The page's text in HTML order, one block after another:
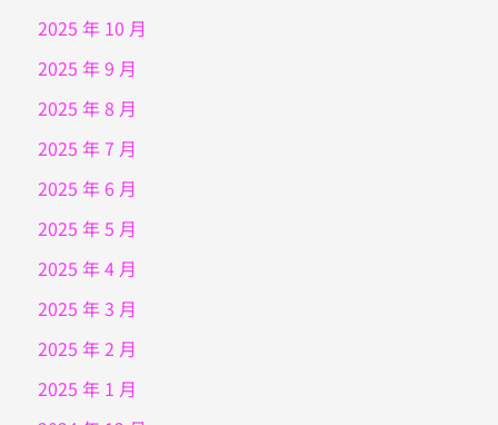
2025 年 10 月
2025 年 9 月
2025 年 8 月
2025 年 7 月
2025 年 6 月
2025 年 5 月
2025 年 4 月
2025 年 3 月
2025 年 2 月
2025 年 1 月